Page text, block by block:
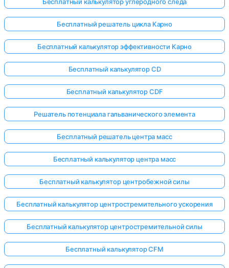
Бесплатный решатель цикла Карно
Бесплатный калькулятор эффективности Карно
Бесплатный калькулятор CD
Бесплатный калькулятор CDF
Решатель потенциала гальванического элемента
Бесплатный решатель центра масс
Бесплатный калькулятор центра масс
Бесплатный калькулятор центробежной силы
Бесплатный калькулятор центростремительного ускорения
Бесплатный калькулятор центростремительной силы
Бесплатный калькулятор CFM